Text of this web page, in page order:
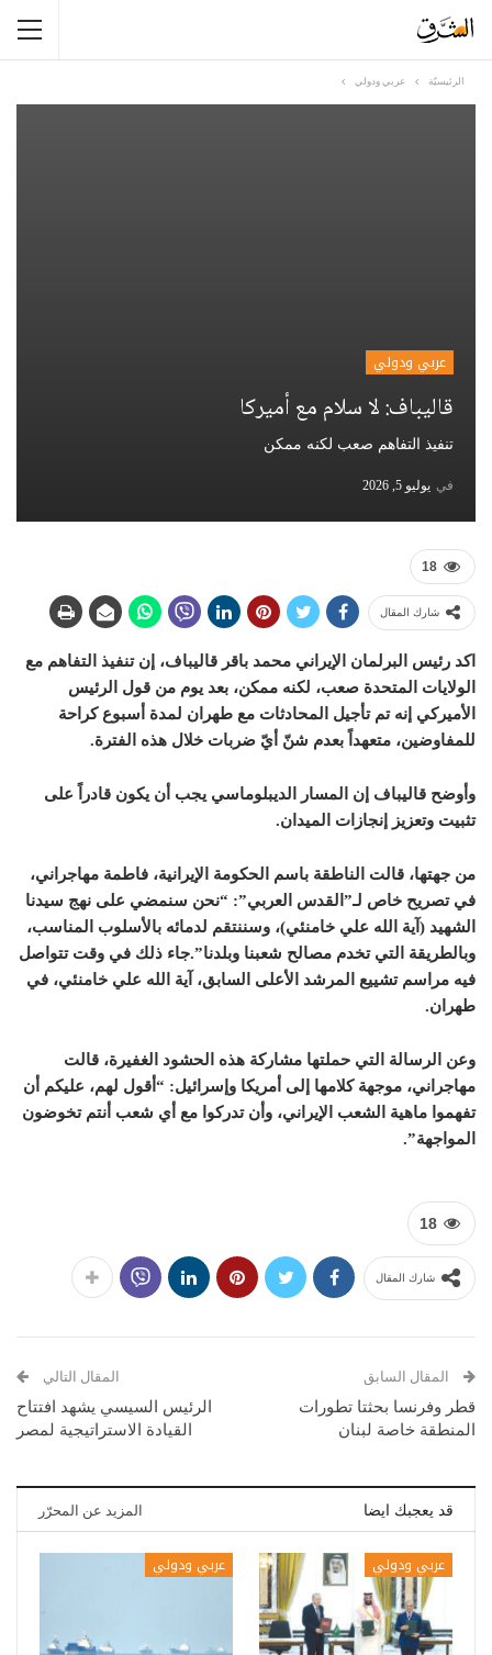
الرئيسيّة عربي ودولي
عربي ودولي
قاليباف: لا سلام مع أميركا
تنفيذ التفاهم صعب لكنه ممكن
في يوليو 5, 2026
18
شارك المقال
اكد رئيس البرلمان الإيراني محمد باقر قاليباف، إن تنفيذ التفاهم مع
الولايات المتحدة صعب، لكنه ممكن، بعد يوم من قول الرئيس
الأميركي إنه تم تأجيل المحادثات مع طهران لمدة أسبوع كراحة
للمفاوضين، متعهداً بعدم شنّ أيّ ضربات خلال هذه الفترة.
وأوضح قاليباف إن المسار الديبلوماسي يجب أن يكون قادراً على
تثبيت وتعزيز إنجازات الميدان.
من جهتها، قالت الناطقة باسم الحكومة الإيرانية، فاطمة مهاجراني،
في تصريح خاص لـ”القدس العربي”: “نحن سنمضي على نهج سيدنا
الشهيد (آية الله علي خامنئي)، وسننتقم لدمائه بالأسلوب المناسب،
وبالطريقة التي تخدم مصالح شعبنا وبلدنا”.جاء ذلك في وقت تتواصل
فيه مراسم تشييع المرشد الأعلى السابق، آية الله علي خامنئي، في
طهران.
وعن الرسالة التي حملتها مشاركة هذه الحشود الغفيرة، قالت
مهاجراني، موجهة كلامها إلى أمريكا وإسرائيل: “أقول لهم، عليكم أن
تفهموا ماهية الشعب الإيراني، وأن تدركوا مع أي شعب أنتم تخوضون
المواجهة”.
18
شارك المقال
المقال السابق
قطر وفرنسا بحثتا تطورات
المنطقة خاصة لبنان
المقال التالي
الرئيس السيسي يشهد افتتاح
القيادة الاستراتيجية لمصر
قد يعجبك ايضا المزيد عن المحرّر
عربي ودولي عربي ودولي